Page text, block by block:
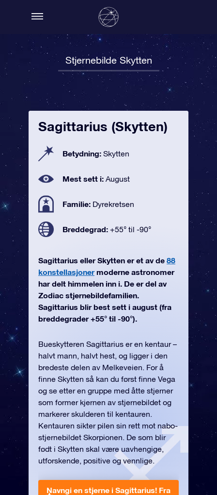
Stjernebilde Skytten
Sagittarius (Skytten)
Betydning: Skytten
Mest sett i: August
Familie: Dyrekretsen
Breddegrad: +55° til -90°
Sagittarius eller Skytten er et av de 88
konstellasjonermoderne astronomer
har delt himmelen inn i. De er del av
Zodiac stjernebildefamilien.
Sagittarius blir best sett i august (fra
breddegrader +55° til -90°).
Bueskytteren Sagittarius er en kentaur –
halvt mann, halvt hest, og ligger i den
bredeste delen av Melkeveien. For å
finne Skytten så kan du først finne Vega
og se etter en gruppe med åtte stjerner
som former kjernen av stjernebildet og
markerer skulderen til kentauren.
Kentauren sikter pilen sin rett mot nabo-
stjernebildet Skorpionen. De som blir
født i Skytten skal være uavhengige,
utforskende, positive og vennlige.
Navngi en stjerne i Sagittarius! Fra